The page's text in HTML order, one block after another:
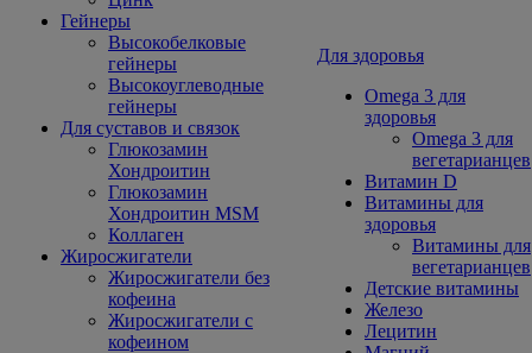
Гейнеры
Высокобелковые
гейнеры
Высокоуглеводные
гейнеры
Для суставов и связок
Глюкозамин
Хондроитин
Глюкозамин
Хондроитин MSM
Коллаген
Жиросжигатели
Жиросжигатели без
кофеина
Жиросжигатели с
кофеином
Для здоровья
Omega 3 для
здоровья
Omega 3 для
вегетарианцев
Витамин D
Витамины для
здоровья
Витамины для
вегетарианцев
Детские витамины
Железо
Лецитин